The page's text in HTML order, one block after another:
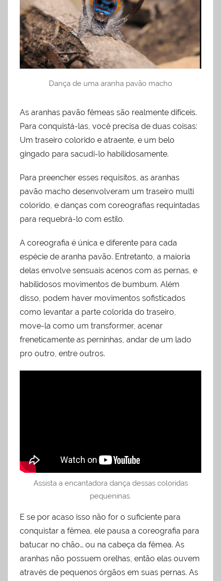
Dança de uma aranha pavão macho
As aranhas pavão fêmeas são realmente difíceis.
Para conquistá-las, você precisa de duas coisas:
Um traseiro colorido e atraente, e um belo
gingado para sacudi-lo habilidosamente.
Para preencher esses requisitos, as aranhas
pavão macho desenvolveram um traseiro multi
colorido, e danças com coreografias requintadas
para requebrá-lo com estilo.
A coreografia é única e diferente para cada
espécie de aranha pavão. Entretanto, a maioria
delas envolve sensuais acenos com as pernas, e
habilidosos movimentos de bumbum. Além
disso, podem haver movimentos sofisticados
como levantar a parte colorida do traseiro,
move-la como um transformer, acenar
freneticamente as perninhas, andar de um lado
pro outro, entre outros.
Assista a encantadora dança dessas coloridas
pequeninas.
E se por acaso isso não for o suficiente para
conquistar a fêmea, ele pausa a coreografia para
batucar no chão… ou na cabeça da fêmea. As
aranhas não possuem orelhas, então elas ouvem
através de pequenos órgãos em suas pernas. As